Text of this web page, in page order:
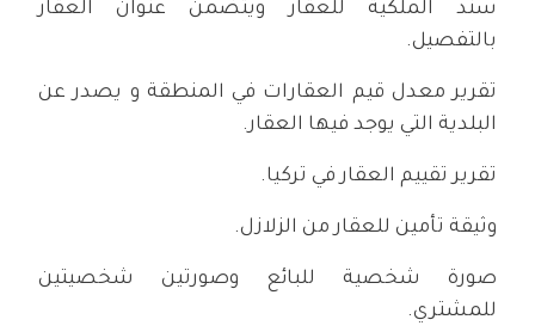
سند الملكية للعقار ويتضمن عنوان العقار
بالتفصيل.
تقرير معدل قيم العقارات في المنطقة و يصدر عن
البلدية التي يوجد فيها العقار.
تقرير تقييم العقار في تركيا.
وثيقة تأمين للعقار من الزلازل.
صورة شخصية للبائع وصورتين شخصيتين
للمشتري.